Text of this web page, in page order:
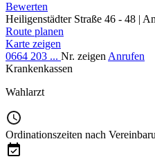
Bewerten
Heiligenstädter Straße 46 - 48 |
Route planen
Karte zeigen
0664 203 ... Nr. zeigen Anrufen
Krankenkassen
Wahlarzt
Ordinationszeiten nach